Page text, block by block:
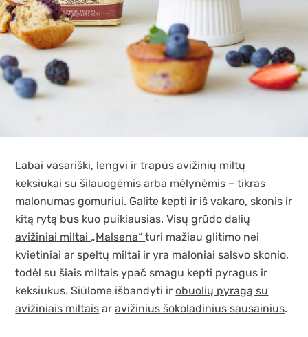
Labai vasariški, lengvi ir trapūs avižinių miltų
keksiukai su šilauogėmis arba mėlynėmis – tikras
malonumas gomuriui. Galite kepti ir iš vakaro, skonis ir
kitą rytą bus kuo puikiausias.Visų grūdo dalių
avižiniai miltai „Malsena“turi mažiau glitimo nei
kvietiniai ar speltų miltai ir yra maloniai salsvo skonio,
todėl su šiais miltais ypač smagu kepti pyragus ir
keksiukus. Siūlome išbandyti irobuolių pyragą su
avižiniais miltais aravižinius šokoladinius sausainius.